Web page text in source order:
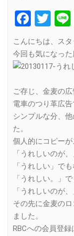
こんにちは、スタ
今回も気になった
ご存じ、金麦の広
電車のつり革広告
シンプルな分、
た。
個人的にコピーが
「うれしいのが
「うれしい」でも
「うれしい。」で
「うれしいのが
その先に金麦の
ました。
RBCへの会員登録